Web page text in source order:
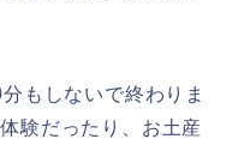
もしないで終わりま
験だったり、お土産